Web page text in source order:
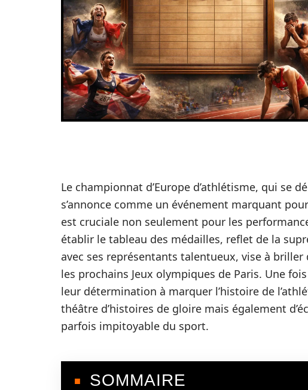
Le championnat d’Europe d’athlétisme, qui se
s’annonce comme un événement marquant
est cruciale non seulement pour les
établir le tableau des médailles, reflet de la
avec ses représentants talentueux, vise à
les prochains Jeux olympiques de Paris. Une
leur détermination à marquer l’histoire de
théâtre d’histoires de gloire mais également
parfois impitoyable du sport.
SOMMAIRE